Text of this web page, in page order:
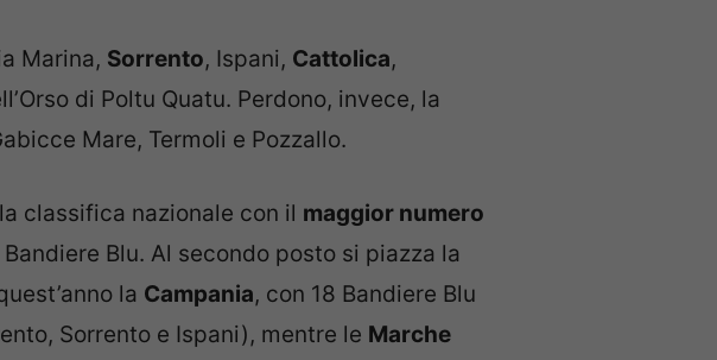
Marina, Sorrento, Ispani, Cattolica,
di Poltu Quatu. Perdono, invece, la
Mare, Termoli e Pozzallo.
classifica nazionale con il maggior numero
Bandiere Blu. Al secondo posto si piazza la
la Campania, con 18 Bandiere Blu
Sorrento e Ispani), mentre le Marche